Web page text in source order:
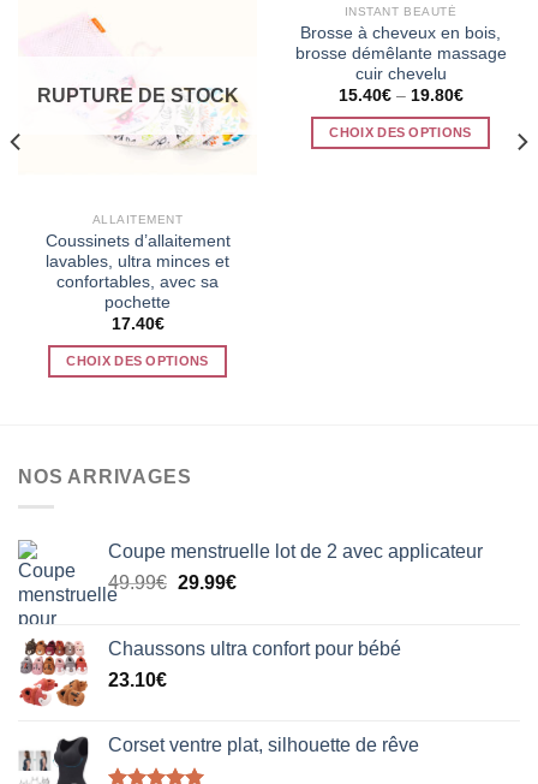
RUPTURE DE STOCK
ALLAITEMENT
Coussinets d’allaitement
lavables, ultra minces et
confortables, avec sa
pochette
17.40€
CHOIX DES OPTIONS
plusieurs
peuvent
être
sur
page
produit
RUPTURE DE STOCK
INSTANT BEAUTÉ
Brosse à cheveux en bois,
brosse démêlante massage
cuir chevelu
15.40€– 19.80€
CHOIX DES OPTIONS
NOS ARRIVAGES
Coupe menstruelle lot de 2 avec applicateur
49.99€ Le
était :
29.99€Le
est :
Chaussons ultra confort pour bébé
23.10€
Corset ventre plat, silhouette de rêve